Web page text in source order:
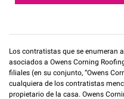
Los contratistas que se enumeran
asociados a Owens Corning
filiales (en su conjunto, “Owens
cualquiera de los contratistas
propietario de la casa. Owens